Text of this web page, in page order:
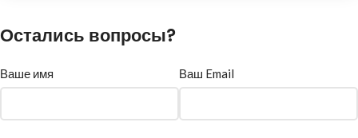
Остались вопросы?
Ваше имя Ваш Email